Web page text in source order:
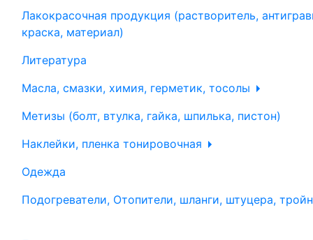
Лакокрасочная продукция (растворитель,
краска, материал)
Литература
Масла, смазки, химия, герметик, тосолы
Метизы (болт, втулка, гайка, шпилька, пистон)
Наклейки, пленка тонировочная
Одежда
Подогреватели, Отопители, шланги, штуцера,